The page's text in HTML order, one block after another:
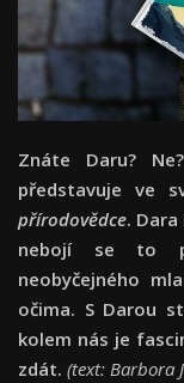
Znáte Daru?
představuje ve
přírodovědce.
nebojí se to
neobyčejného
očima. S Darou
kolem nás je
zdát. (text: Barbora